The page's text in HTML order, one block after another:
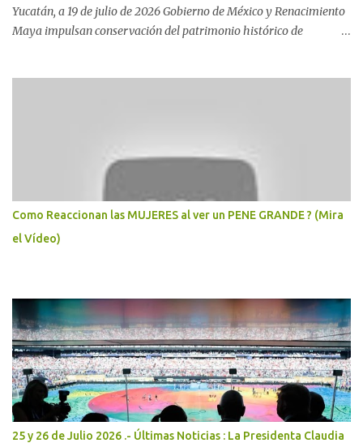
Yucatán, a 19 de julio de 2026 Gobierno de México y Renacimiento
Maya impulsan conservación del patrimonio histórico de
inauguración del Museo de Ichkaantijoo y Centro de Visitantes de
la zona arqueológica de Dzibilchaltún, espacio que acerca la
riqueza de la cultura maya a las nuevas generaciones y amplía la
inauguración, el Gobernador Joaquín Díaz Mena, acompañado de
Como Reaccionan las MUJERES al ver un PENE GRANDE ? (Mira
el Vídeo)
25 y 26 de Julio 2026 .- Últimas Noticias : La Presidenta Claudia